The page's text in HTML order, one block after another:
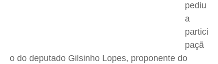
pediu
a
partici
paçã
o do deputado Gilsinho Lopes, proponente do